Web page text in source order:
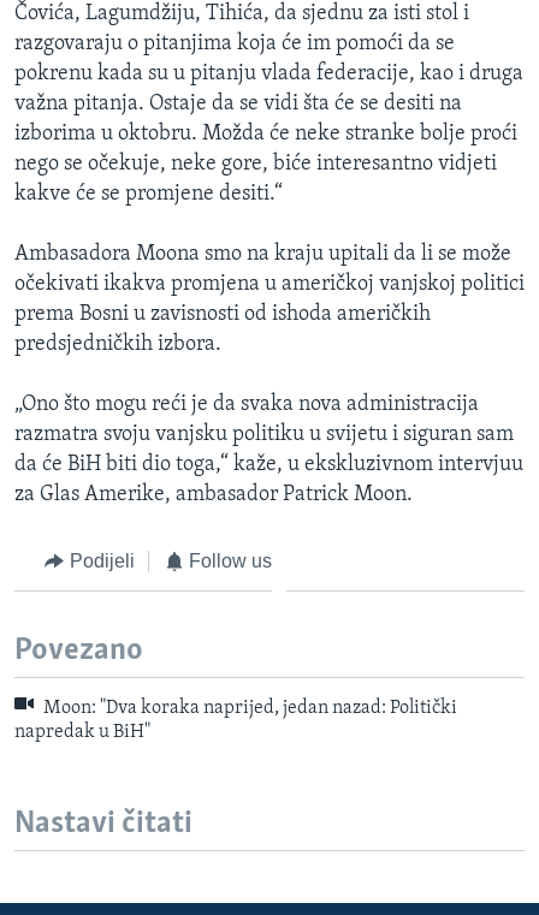
Čovića, Lagumdžiju, Tihića, da sjednu za isti stol i
razgovaraju o pitanjima koja će im pomoći da se
pokrenu kada su u pitanju vlada federacije, kao i druga
važna pitanja. Ostaje da se vidi šta će se desiti na
izborima u oktobru. Možda će neke stranke bolje proći
nego se očekuje, neke gore, biće interesantno vidjeti
kakve će se promjene desiti.“
Ambasadora Moona smo na kraju upitali da li se može
očekivati ikakva promjena u američkoj vanjskoj politici
prema Bosni u zavisnosti od ishoda američkih
predsjedničkih izbora.
„Ono što mogu reći je da svaka nova administracija
razmatra svoju vanjsku politiku u svijetu i siguran sam
da će BiH biti dio toga,“ kaže, u ekskluzivnom intervjuu
za Glas Amerike, ambasador Patrick Moon.
Podijeli Follow us
Povezano
Moon: "Dva koraka naprijed, jedan nazad: Politički
napredak u BiH"
Nastavi čitati